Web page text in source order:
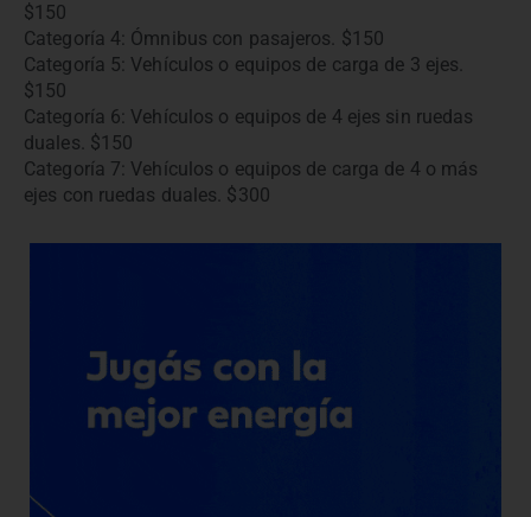
$150
Categoría 4: Ómnibus con pasajeros. $150
Categoría 5: Vehículos o equipos de carga de 3 ejes.
$150
Categoría 6: Vehículos o equipos de 4 ejes sin ruedas
duales. $150
Categoría 7: Vehículos o equipos de carga de 4 o más
ejes con ruedas duales. $300